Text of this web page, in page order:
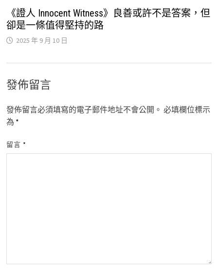
《證人 Innocent Witness》良善或許不是答案，但
卻是一條值得堅持的路
2025 年 9 月 10 日
發佈留言
發佈留言必須填寫的電子郵件地址不會公開。 必填欄位標示
為 *
留言 *